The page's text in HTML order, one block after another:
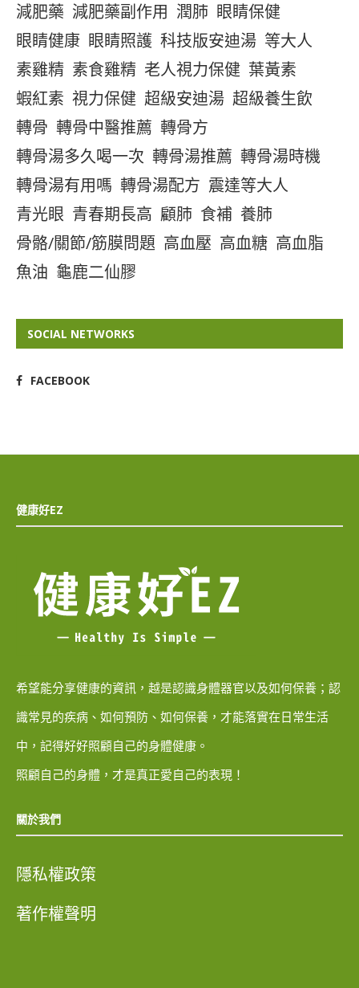
減肥藥 減肥藥副作用 潤肺 眼睛保健
眼睛健康 眼睛照護 科技版安迪湯 等大人
素雞精 素食雞精 老人視力保健 葉黃素
蝦紅素 視力保健 超級安迪湯 超級養生飲
轉骨 轉骨中醫推薦 轉骨方
轉骨湯多久喝一次 轉骨湯推薦 轉骨湯時機
轉骨湯有用嗎 轉骨湯配方 震達等大人
青光眼 青春期長高 顧肺 食補 養肺
骨骼/關節/筋膜問題 高血壓 高血糖 高血脂
魚油 龜鹿二仙膠
SOCIAL NETWORKS
FACEBOOK
健康好EZ
希望能分享健康的資訊，越是認識身體器官以及如何保養；認
識常見的疾病、如何預防、如何保養，才能落實在日常生活
中，記得好好照顧自己的身體健康。
照顧自己的身體，才是真正愛自己的表現！
關於我們
隱私權政策
著作權聲明